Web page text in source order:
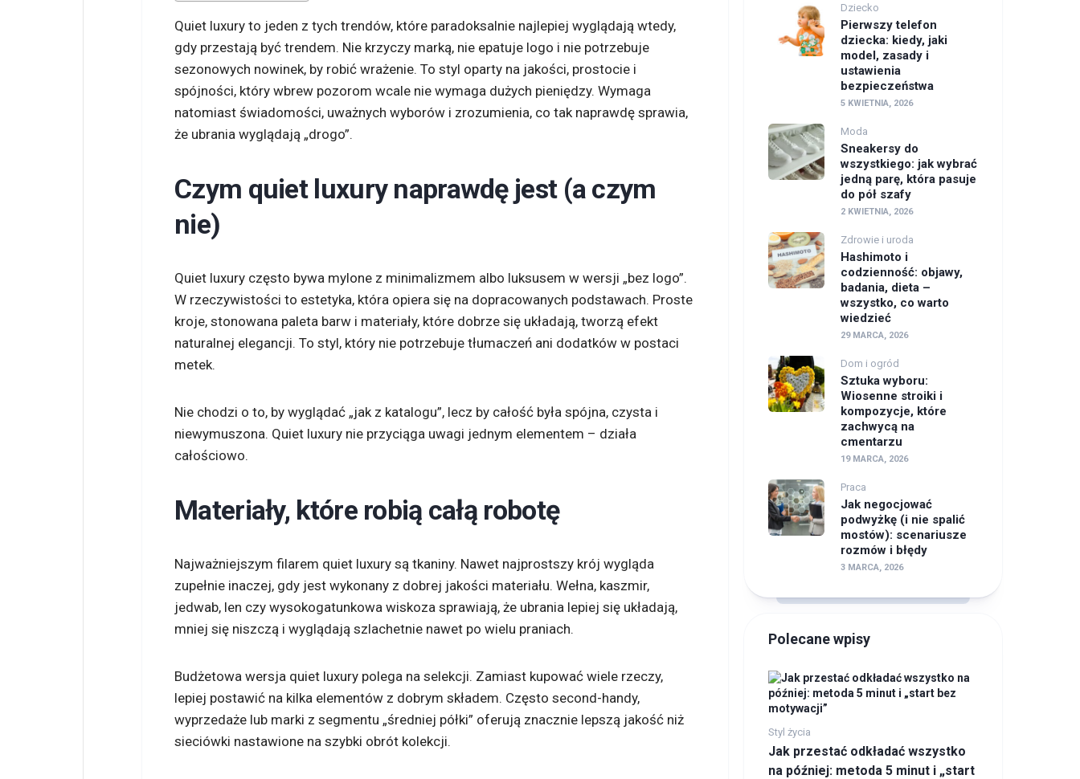
Quiet luxury to jeden z tych trendów, które paradoksalnie najlepiej wyglądają wtedy,
gdy przestają być trendem. Nie krzyczy marką, nie epatuje logo i nie potrzebuje
sezonowych nowinek, by robić wrażenie. To styl oparty na jakości, prostocie i
spójności, który wbrew pozorom wcale nie wymaga dużych pieniędzy. Wymaga
natomiast świadomości, uważnych wyborów i zrozumienia, co tak naprawdę sprawia,
że ubrania wyglądają „drogo”.
Czym quiet luxury naprawdę jest (a czym
nie)
Quiet luxury często bywa mylone z minimalizmem albo luksusem w wersji „bez logo”.
W rzeczywistości to estetyka, która opiera się na dopracowanych podstawach. Proste
kroje, stonowana paleta barw i materiały, które dobrze się układają, tworzą efekt
naturalnej elegancji. To styl, który nie potrzebuje tłumaczeń ani dodatków w postaci
metek.
Nie chodzi o to, by wyglądać „jak z katalogu”, lecz by całość była spójna, czysta i
niewymuszona. Quiet luxury nie przyciąga uwagi jednym elementem – działa
całościowo.
Materiały, które robią całą robotę
Najważniejszym filarem quiet luxury są tkaniny. Nawet najprostszy krój wygląda
zupełnie inaczej, gdy jest wykonany z dobrej jakości materiału. Wełna, kaszmir,
jedwab, len czy wysokogatunkowa wiskoza sprawiają, że ubrania lepiej się układają,
mniej się niszczą i wyglądają szlachetnie nawet po wielu praniach.
Budżetowa wersja quiet luxury polega na selekcji. Zamiast kupować wiele rzeczy,
lepiej postawić na kilka elementów z dobrym składem. Często second-handy,
wyprzedaże lub marki z segmentu „średniej półki” oferują znacznie lepszą jakość niż
sieciówki nastawione na szybki obrót kolekcji.
Dziecko
Pierwszy telefon
dziecka: kiedy, jaki
model, zasady i
ustawienia
bezpieczeństwa
5 KWIETNIA, 2026
Moda
Sneakersy do
wszystkiego: jak wybrać
jedną parę, która pasuje
do pół szafy
2 KWIETNIA, 2026
Zdrowie i uroda
Hashimoto i
codzienność: objawy,
badania, dieta –
wszystko, co warto
wiedzieć
29 MARCA, 2026
Dom i ogród
Sztuka wyboru:
Wiosenne stroiki i
kompozycje, które
zachwycą na
cmentarzu
19 MARCA, 2026
Praca
Jak negocjować
podwyżkę (i nie spalić
mostów): scenariusze
rozmów i błędy
3 MARCA, 2026
Polecane wpisy
Styl życia
Jak przestać odkładać wszystko
na później: metoda 5 minut i „start